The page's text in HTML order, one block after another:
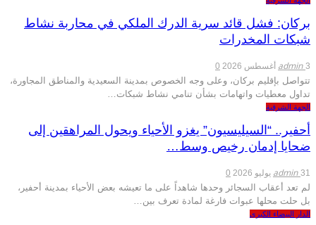
بركان: فشل قائد سرية الدرك الملكي في محاربة نشاط
شبكات المخدرات
admin3 أغسطس 2026 0
تتواصل بإقليم بركان، وعلى وجه الخصوص بمدينة السعيدية والمناطق المجاورة،
تداول معطيات واتهامات بشأن تنامي نشاط شبكات…
الجهة الشرقية
أحفير.. “السيليسيون” يغزو الأحياء ويحول المراهقين إلى
ضحايا إدمان رخيص وسط…
admin31 يوليو 2026 0
لم تعد أعقاب السجائر وحدها شاهداً على ما تعيشه بعض الأحياء بمدينة أحفير،
بل حلت محلها عبوات فارغة لمادة تعرف بين…
الدار البيضاء الكبرى